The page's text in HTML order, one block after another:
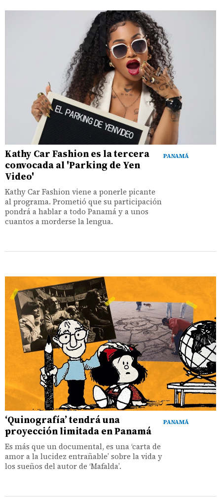
PANAMÁ
Kathy Car Fashion es la tercera
convocada al 'Parking de Yen
Video'
Kathy Car Fashion viene a ponerle picante
al programa. Prometió que su participación
pondrá a hablar a todo Panamá y a unos
cuantos a morderse la lengua.
PANAMÁ
‘Quinografía’ tendrá una
proyección limitada en Panamá
Es más que un documental, es una ‘carta de
amor a la lucidez entrañable’ sobre la vida y
los sueños del autor de ‘Mafalda’.